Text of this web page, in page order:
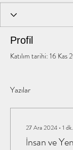
Profil
Katılım tarihi: 16 Kas
Yazılar
27 Ara 2024 ∙ 1 dk.
İnsan ve